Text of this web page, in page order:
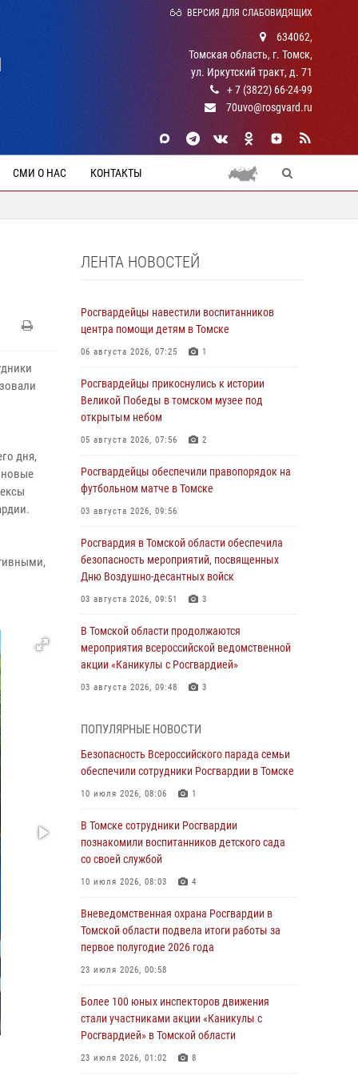
ВЕРСИЯ ДЛЯ СЛАБОВИДЯЩИХ
634062,
Томская область, г. Томск,
ул. Иркутский тракт, д. 71
+ 7 (3822) 66-24-99
70uvo@rosgvard.ru
СМИ О НАС КОНТАКТЫ
дня,
новые
ЛЕНТА НОВОСТЕЙ
Росгвардейцы навестили воспитанников
центра помощи детям в Томске
06 августа 2026, 07:25 1
Росгвардейцы прикоснулись к истории
Великой Победы в томском музее под
открытым небом
05 августа 2026, 07:56 2
Росгвардейцы обеспечили правопорядок на
футбольном матче в Томске
03 августа 2026, 09:56
Росгвардия в Томской области обеспечила
безопасность мероприятий, посвященных
Дню Воздушно-десантных войск
03 августа 2026, 09:51 3
В Томской области продолжаются
мероприятия всероссийской ведомственной
акции «Каникулы с Росгвардией»
03 августа 2026, 09:48 3
объявляет дополнительный набор
сотрудников в подразделения
вневедомственной охраны
03 августа 2026, 09:45
Росгвардейцы задержали жительницу
Томска, оплатившую на кассе только часть
товара
30 июля 2026, 07:41
Сотрудники Росгвардии в Томске пресекли
попытку хищения товара из гипермаркета на
7 тысяч рублей
29 июля 2026, 00:41
Росгвардия обеспечила безопасность
празднования Дня Военно-Морского Флота в
Томске
28 июля 2026, 00:33 1
ПОПУЛЯРНЫЕ НОВОСТИ
Безопасность Всероссийского парада семьи
обеспечили сотрудники Росгвардии в Томске
10 июля 2026, 08:06 1
В Томске сотрудники Росгвардии
познакомили воспитанников детского сада
со своей службой
10 июля 2026, 08:03 4
Вневедомственная охрана Росгвардии в
Томской области подвела итоги работы за
первое полугодие 2026 года
23 июля 2026, 00:58
Более 100 юных инспекторов движения
стали участниками акции «Каникулы с
Росгвардией» в Томской области
23 июля 2026, 01:02 8